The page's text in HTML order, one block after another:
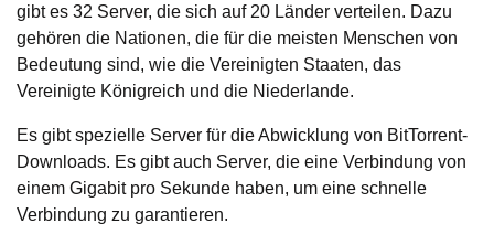
gibt es 32 Server, die sich auf 20 Länder verteilen. Dazu
gehören die Nationen, die für die meisten Menschen von
Bedeutung sind, wie die Vereinigten Staaten, das
Vereinigte Königreich und die Niederlande.
Es gibt spezielle Server für die Abwicklung von BitTorrent-
Downloads. Es gibt auch Server, die eine Verbindung von
einem Gigabit pro Sekunde haben, um eine schnelle
Verbindung zu garantieren.